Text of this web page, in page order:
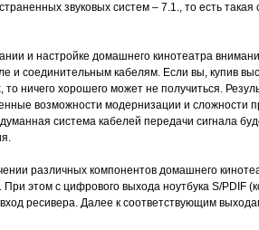
звуковых систем – 7.1., то есть такая
и настройке домашнего кинотеатра
и соединительным кабелям. Если вы, купив
то ничего хорошего может не получиться.
возможности модернизации и сложности
система кабелей передачи сигнала
различных компонентов домашнего
При этом с цифрового выхода ноутбука S/РDIF
ресивера. Далее к соответствующим